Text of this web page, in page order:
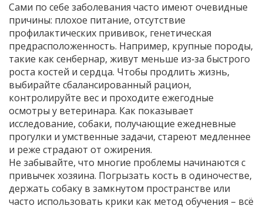
Сами по себе заболевания часто имеют очевидные
причины: плохое питание, отсутствие
профилактических прививок, генетическая
предрасположенность. Например, крупные породы,
такие как сенбернар, живут меньше из‑за быстрого
роста костей и сердца. Чтобы продлить жизнь,
выбирайте сбалансированный рацион,
контролируйте вес и проходите ежегодные
осмотры у ветеринара. Как показывает
исследование, собаки, получающие ежедневные
прогулки и умственные задачи, стареют медленнее
и реже страдают от ожирения.
Не забывайте, что многие проблемы начинаются с
привычек хозяина. Погрызать кость в одиночестве,
держать собаку в замкнутом пространстве или
часто использовать крики как метод обучения – всё